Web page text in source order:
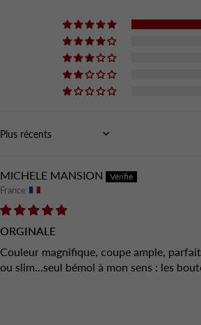
Sort by
MICHELE MANSION
France
ORGINALE
Couleur magnifique, coupe ample,
ou slim...seul bémol à mon sens : les